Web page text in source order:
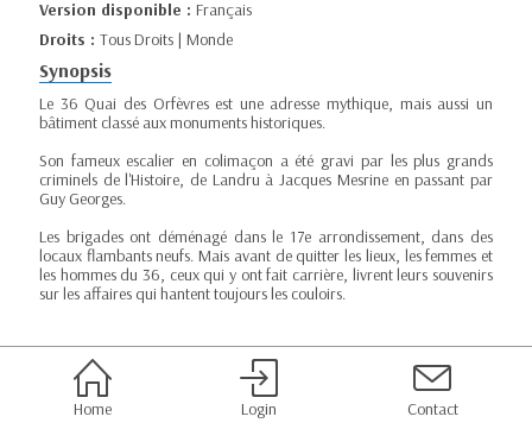
Version disponible : Français
Droits : Tous Droits | Monde
Synopsis
Le 36 Quai des Orfèvres est une adresse mythique, mais aussi un
bâtiment classé aux monuments historiques.
Son fameux escalier en colimaçon a été gravi par les plus grands
criminels de l'Histoire, de Landru à Jacques Mesrine en passant par
Guy Georges.
Les brigades ont déménagé dans le 17e arrondissement, dans des
locaux flambants neufs. Mais avant de quitter les lieux, les femmes et
les hommes du 36, ceux qui y ont fait carrière, livrent leurs souvenirs
sur les affaires qui hantent toujours les couloirs.
Home Login Contact